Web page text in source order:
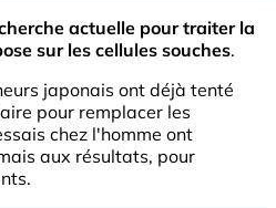
actuelle pour traiter la
sur les cellules souches.
japonais ont déjà tenté
pour remplacer les
chez l'homme ont
aux résultats, pour